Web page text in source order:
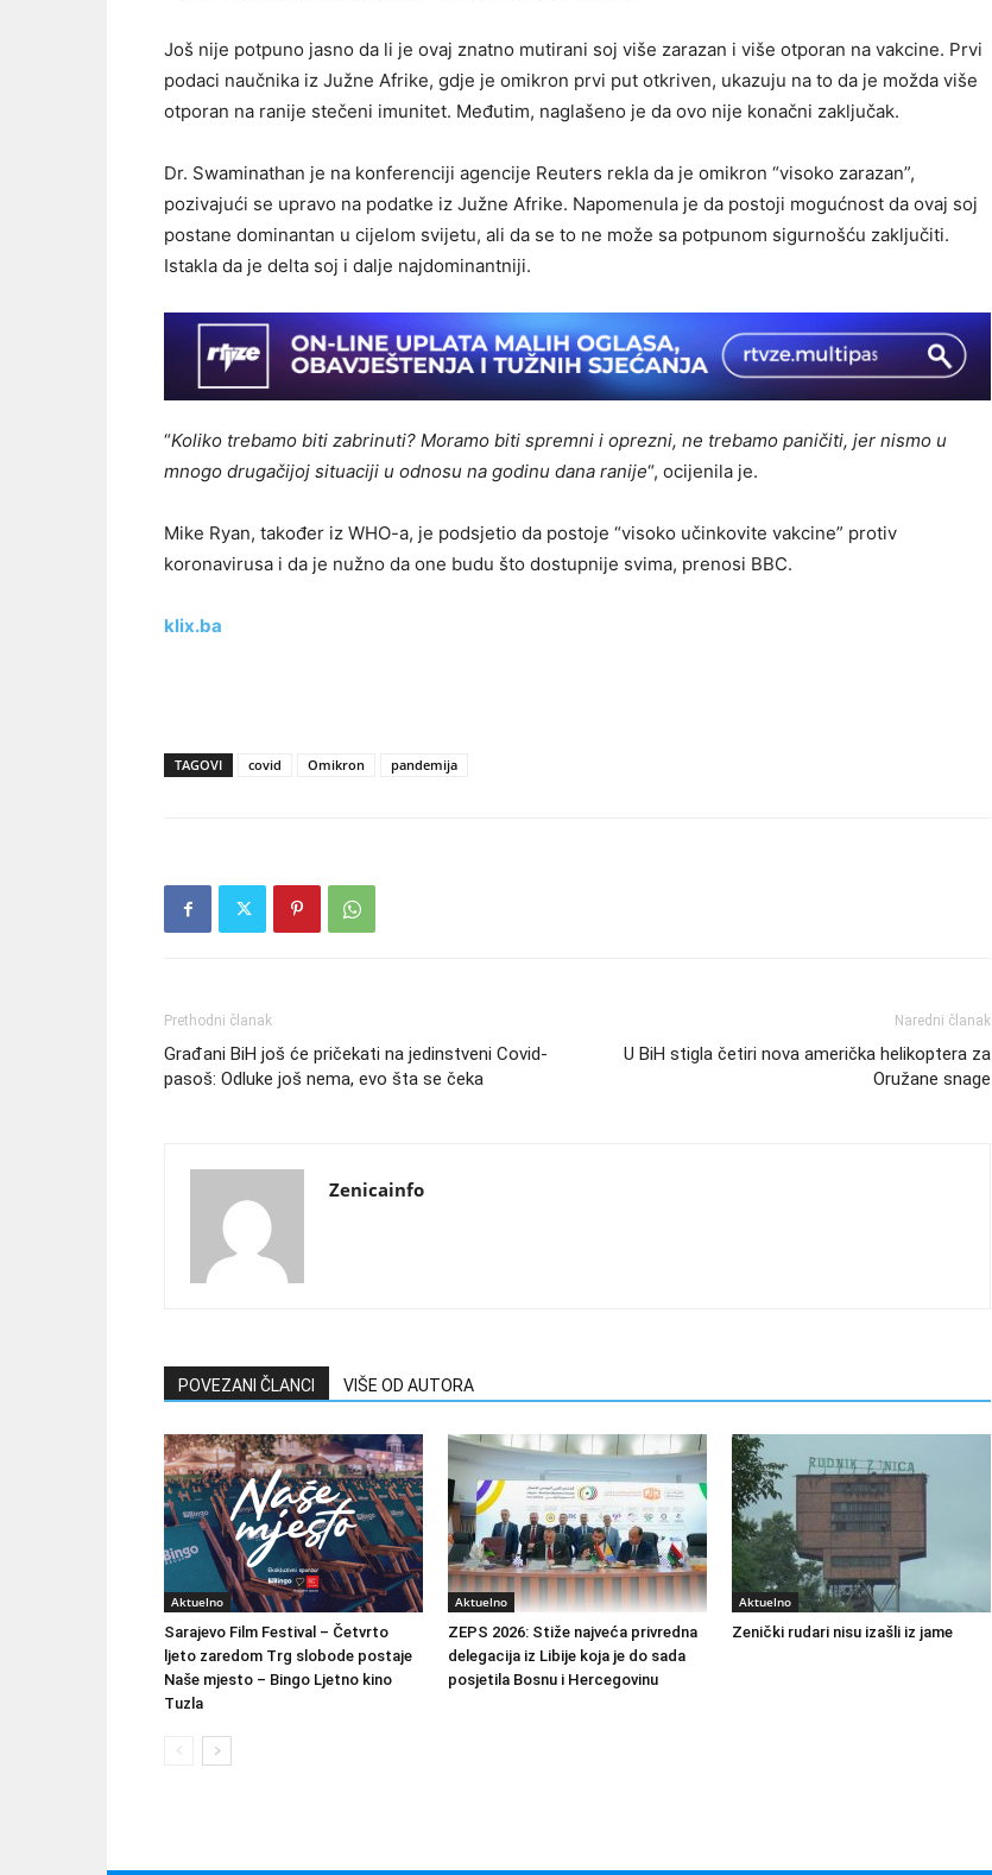
Još nije potpuno jasno da li je ovaj znatno mutirani soj više zarazan i više otporan na vakcine. Prvi
podaci naučnika iz Južne Afrike, gdje je omikron prvi put otkriven, ukazuju na to da je možda više
otporan na ranije stečeni imunitet. Međutim, naglašeno je da ovo nije konačni zaključak.
Dr. Swaminathan je na konferenciji agencije Reuters rekla da je omikron “visoko zarazan”,
pozivajući se upravo na podatke iz Južne Afrike. Napomenula je da postoji mogućnost da ovaj soj
postane dominantan u cijelom svijetu, ali da se to ne može sa potpunom sigurnošću zaključiti.
Istakla da je delta soj i dalje najdominantniji.
“Koliko trebamo biti zabrinuti? Moramo biti spremni i oprezni, ne trebamo paničiti, jer nismo u
mnogo drugačijoj situaciji u odnosu na godinu dana ranije“, ocijenila je.
Mike Ryan, također iz WHO-a, je podsjetio da postoje “visoko učinkovite vakcine” protiv
koronavirusa i da je nužno da one budu što dostupnije svima, prenosi BBC.
klix.ba
TAGOVI covid Omikron pandemija
Prethodni članak
Građani BiH još će pričekati na jedinstveni Covid-
pasoš: Odluke još nema, evo šta se čeka
Naredni članak
U BiH stigla četiri nova američka helikoptera za
Oružane snage
Zenicainfo
POVEZANI ČLANCI VIŠE OD AUTORA
Aktuelno
Sarajevo Film Festival – Četvrto
ljeto zaredom Trg slobode postaje
Naše mjesto – Bingo Ljetno kino
Tuzla
Aktuelno
ZEPS 2026: Stiže najveća privredna
delegacija iz Libije koja je do sada
posjetila Bosnu i Hercegovinu
Aktuelno
Zenički rudari nisu izašli iz jame